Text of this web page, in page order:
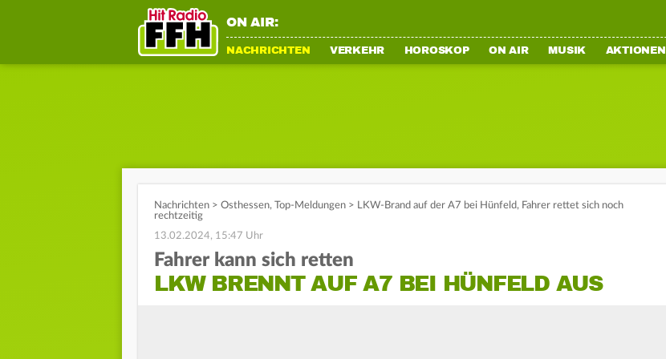
ON AIR:
NACHRICHTEN VERKEHR HOROSKOP ON AIR MUSIK AKTIONEN
Nachrichten > Osthessen, Top-Meldungen > LKW-Brand auf der A7 bei Hünfeld, Fahrer rettet sich noch
rechtzeitig
13.02.2024, 15:47 Uhr
Fahrer kann sich retten
LKW BRENNT AUF A7 BEI HÜNFELD AUS